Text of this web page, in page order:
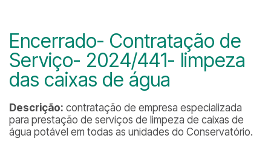
Encerrado- Contratação de
Serviço- 2024/441- limpeza
das caixas de água
Descrição: contratação de empresa especializada
para prestação de serviços de limpeza de caixas de
água potável em todas as unidades do Conservatório.